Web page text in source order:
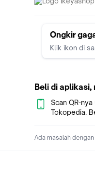
Ongkir
Klik ikon di
Beli di
Scan QR-
Tokopedia.
Ada masalah